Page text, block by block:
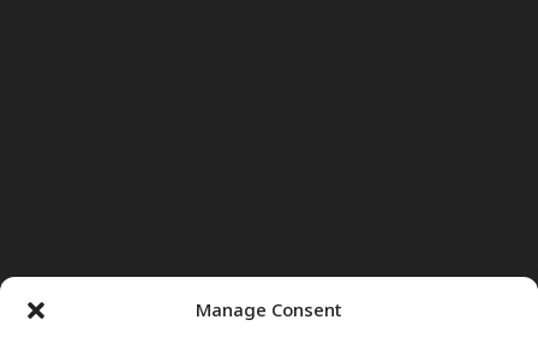
Manage Consent